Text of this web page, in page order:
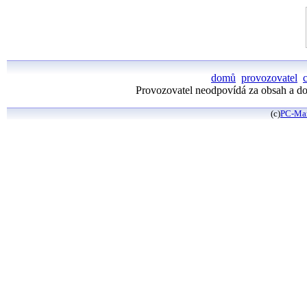
domů provozovatel
Provozovatel neodpovídá za obsah a
(c)PC-